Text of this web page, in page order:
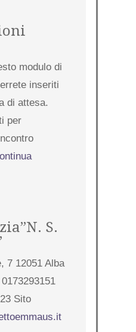
modulo di
inseriti
di attesa.
per
S.
7 12051 Alba
Sito